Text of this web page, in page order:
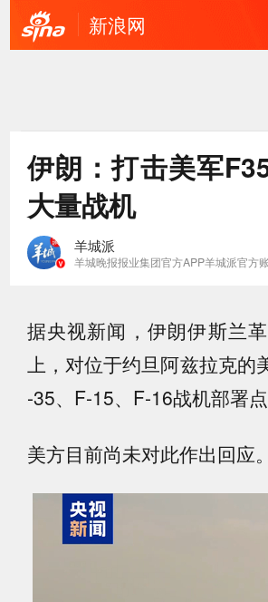
新浪网
伊朗：打击美军
大量战机
羊城派
羊城晚报报业集团官方APP羊城派官方
据央视新闻，伊朗伊斯兰
上，对位于约旦阿兹拉克的
-35、F-15、F-16战机部署
美方目前尚未对此作出回应。